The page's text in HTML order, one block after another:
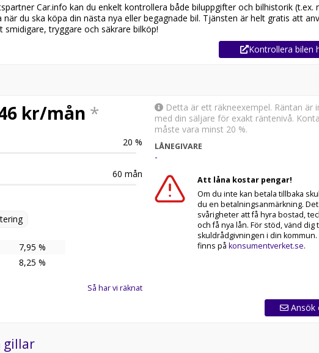
Car.info kan du enkelt kontrollera både biluppgifter och bilhistorik (t.ex.
när du ska köpa din nästa nya eller begagnade bil. Tjänsten är helt gratis att
tryggare och säkrare bilköp!
Kontrollera bilen
kr/mån *
20 %
60 mån
7,95 %
8,25 %
Så har vi räknat
Detta är ett räkneexempel. Räntan är
med din säljare för exakt räntenivå.
måste vara minst 20 %.
LÅNEGIVARE
-
Att låna kostar pengar!
Om du inte kan betala tillbaka
du en betalningsanmärkning.
svårigheter att få hyra bostad,
och få nya lån. För stöd, vänd dig
skuldrådgivningen i din
finns på konsumentverket.se.
Ansök
gillar